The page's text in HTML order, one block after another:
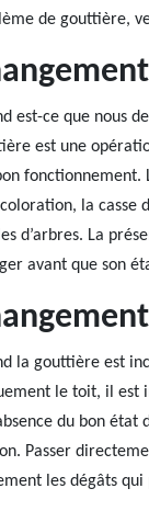
de gouttière,
est-ce que nous
est une
fonctionnement.
la casse
d’arbres. La
avant que son
la gouttière est
le toit, il est
du bon
Passer
les dégâts qui